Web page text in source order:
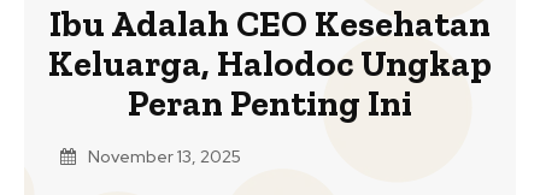
Ibu Adalah CEO Kesehatan
Keluarga, Halodoc Ungkap
Peran Penting Ini
November 13, 2025